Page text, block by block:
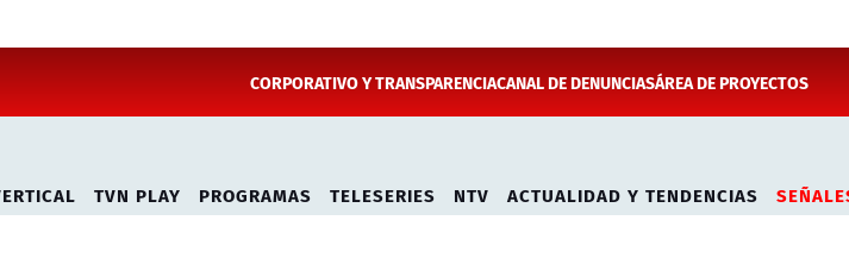
CORPORATIVO Y TRANSPARENCIACANAL DE DENUNCIASÁREA DE PROYECTOS
TVN PLAY PROGRAMAS TELESERIES NTV ACTUALIDAD Y TENDENCIAS